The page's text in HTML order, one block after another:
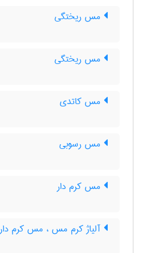
مس ریختگی
مس ریختگی
مس کاتدی
مس رسوبی
مس کرم دار
آلیاژ کرم مس ، مس کرم دار